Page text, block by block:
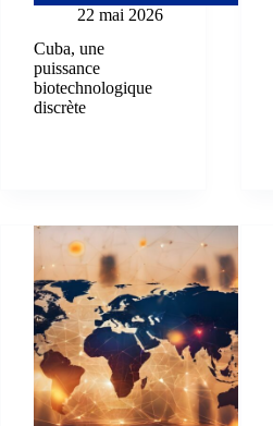
22 mai 2026
Cuba, une
puissance
biotechnologique
discrète